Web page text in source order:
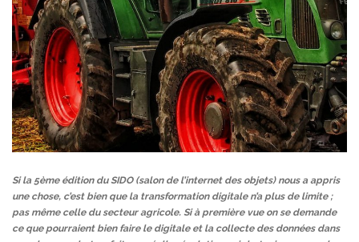
Si la 5ème édition du SIDO (salon de l’internet des objets) nous a appris
une chose, c’est bien que la transformation digitale n’a plus de limite ;
pas même celle du secteur agricole. Si à première vue on se demande
ce que pourraient bien faire le digitale et la collecte des données dans